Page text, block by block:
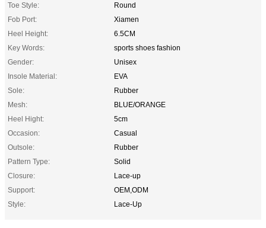
Toe Style:
Round
Fob Port:
Xiamen
Heel Height:
6.5CM
Key Words:
sports shoes fashion
Gender:
Unisex
Insole Material:
EVA
Sole:
Rubber
Mesh:
BLUE/ORANGE
Heel Hight:
5cm
Occasion:
Casual
Outsole:
Rubber
Pattern Type:
Solid
Closure:
Lace-up
Support:
OEM,ODM
Style:
Lace-Up